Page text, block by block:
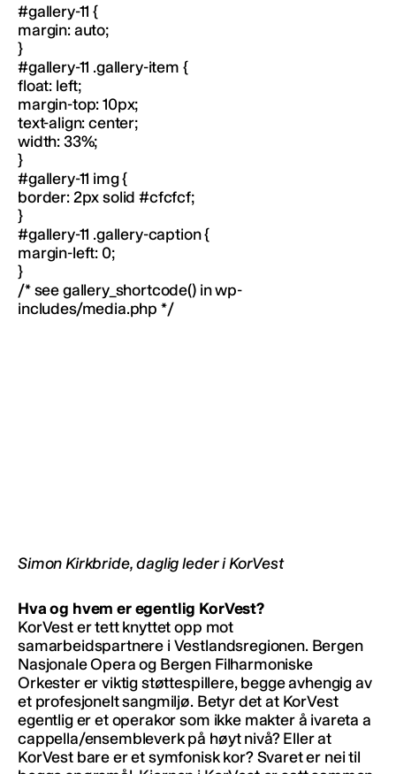
#gallery-11 {
margin: auto;
}
#gallery-11 .gallery-item {
float: left;
margin-top: 10px;
text-align: center;
width: 33%;
}
#gallery-11 img {
border: 2px solid #cfcfcf;
}
#gallery-11 .gallery-caption {
margin-left: 0;
}
/* see gallery_shortcode() in wp-
includes/media.php */
Simon Kirkbride, daglig leder i KorVest
Hva og hvem er egentlig KorVest?
KorVest er tett knyttet opp mot
samarbeidspartnere i Vestlandsregionen. Bergen
Nasjonale Opera og Bergen Filharmoniske
Orkester er viktig støttespillere, begge avhengig av
et profesjonelt sangmiljø. Betyr det at KorVest
egentlig er et operakor som ikke makter å ivareta a
cappella/ensembleverk på høyt nivå? Eller at
KorVest bare er et symfonisk kor? Svaret er nei til